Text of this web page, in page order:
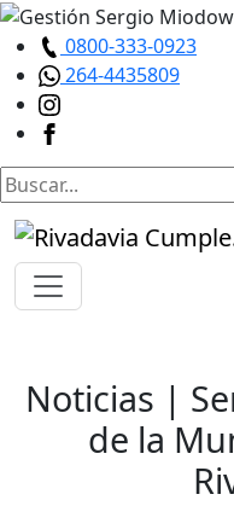
0800-333-0923
264-4435809
Noticias |
de la